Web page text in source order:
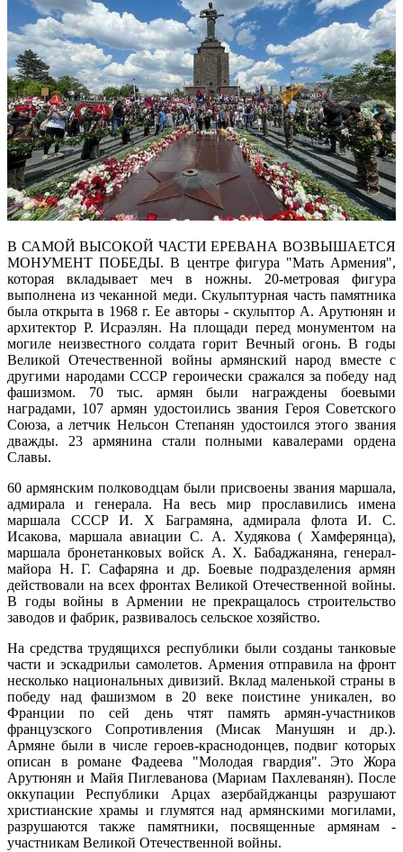
В САМОЙ ВЫСОКОЙ ЧАСТИ ЕРЕВАНА ВОЗВЫШАЕТСЯ
МОНУМЕНТ ПОБЕДЫ. В центре фигура "Мать Армения",
которая вкладывает меч в ножны. 20-метровая фигура
выполнена из чеканной меди. Скульптурная часть памятника
была открыта в 1968 г. Ее авторы - скульптор А. Арутюнян и
архитектор Р. Исраэлян. На площади перед монументом на
могиле неизвестного солдата горит Вечный огонь. В годы
Великой Отечественной войны армянский народ вместе с
другими народами СССР героически сражался за победу над
фашизмом. 70 тыс. армян были награждены боевыми
наградами, 107 армян удостоились звания Героя Советского
Союза, а летчик Нельсон Степанян удостоился этого звания
дважды. 23 армянина стали полными кавалерами ордена
Славы.
60 армянским полководцам были присвоены звания маршала,
адмирала и генерала. На весь мир прославились имена
маршала СССР И. Х Баграмяна, адмирала флота И. С.
Исакова, маршала авиации С. А. Худякова ( Хамферянца),
маршала бронетанковых войск А. Х. Бабаджаняна, генерал-
майора Н. Г. Сафаряна и др. Боевые подразделения армян
действовали на всех фронтах Великой Отечественной войны.
В годы войны в Армении не прекращалось строительство
заводов и фабрик, развивалось сельское хозяйство.
На средства трудящихся республики были созданы танковые
части и эскадрильи самолетов. Армения отправила на фронт
несколько национальных дивизий. Вклад маленькой страны в
победу над фашизмом в 20 веке поистине уникален, во
Франции по сей день чтят память армян-участников
французского Сопротивления (Мисак Манушян и др.).
Армяне были в числе героев-краснодонцев, подвиг которых
описан в романе Фадеева "Молодая гвардия". Это Жора
Арутюнян и Майя Пиглеванова (Мариам Пахлеванян). После
оккупации Республики Арцах азербайджанцы разрушают
христианские храмы и глумятся над армянскими могилами,
разрушаются также памятники, посвященные армянам -
участникам Великой Отечественной войны.